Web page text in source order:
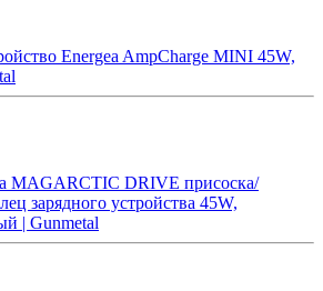
Energea AmpCharge MINI 45W,
MAGARCTIC DRIVE присоска/
зарядного устройства 45W,
| Gunmetal